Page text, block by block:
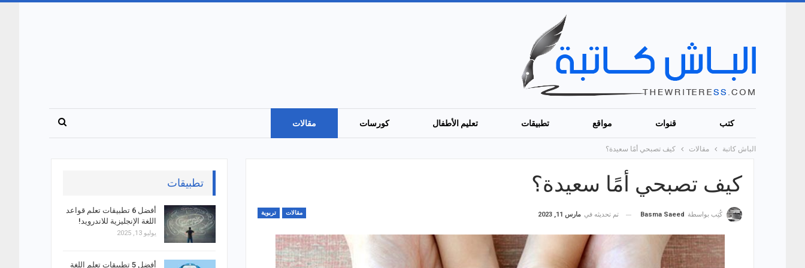
كتب قنوات مواقع تطبيقات تعليم الأطفال كورسات مقالات
الباش كاتبة مقالات كيف تصبحي أمًا سعيدة؟
كيف تصبحي أمًا سعيدة؟
مقالات تربوية كُتِب بواسطة Basma Saeed تم تحديثه في مارس 11, 2023
تطبيقات
أفضل 6 تطبيقات تعلم قواعد
اللغة الإنجليزية للاندرويد!
يوليو 13, 2025
أفضل 5 تطبيقات تعلم اللغة